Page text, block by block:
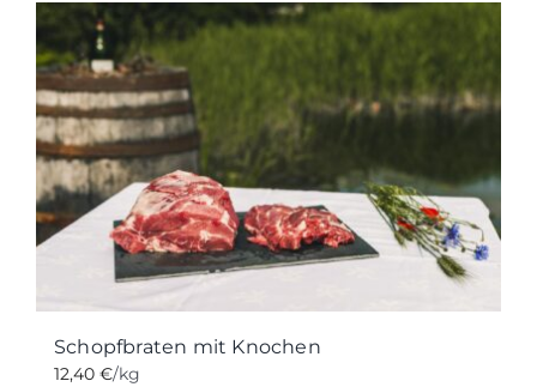
Schopfbraten mit Knochen
12,40 €/kg